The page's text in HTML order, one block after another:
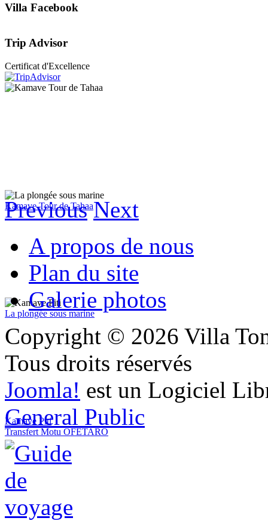
Villa Facebook
Trip Advisor
Certificat d'Excellence
Kamave Tour de Tahaa
La plongée sous marine
Kamave Piti
Transfert Motu OFETARO
Previous Next
A propos de nous
Plan du site
Galerie photos
Copyright © 2026 Villa
Tous droits réservés
Joomla! est un Logiciel
General Public